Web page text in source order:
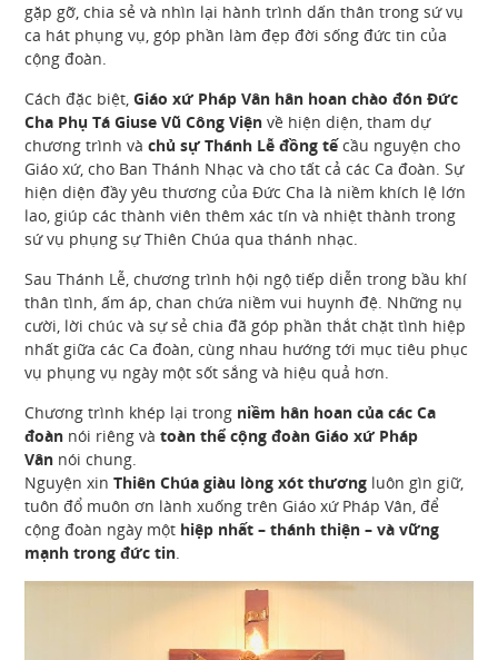
gặp gỡ, chia sẻ và nhìn lại hành trình dấn thân trong sứ vụ
ca hát phụng vụ, góp phần làm đẹp đời sống đức tin của
cộng đoàn.
Cách đặc biệt,Giáo xứ Pháp Vân hân hoan chào đón Đức
Cha Phụ Tá Giuse Vũ Công Viện về hiện diện, tham dự
chương trình vàchủ sự Thánh Lễ đồng tếcầu nguyện cho
Giáo xứ, cho Ban Thánh Nhạc và cho tất cả các Ca đoàn. Sự
hiện diện đầy yêu thương của Đức Cha là niềm khích lệ lớn
lao, giúp các thành viên thêm xác tín và nhiệt thành trong
sứ vụ phụng sự Thiên Chúa qua thánh nhạc.
Sau Thánh Lễ, chương trình hội ngộ tiếp diễn trong bầu khí
thân tình, ấm áp, chan chứa niềm vui huynh đệ. Những nụ
cười, lời chúc và sự sẻ chia đã góp phần thắt chặt tình hiệp
nhất giữa các Ca đoàn, cùng nhau hướng tới mục tiêu phục
vụ phụng vụ ngày một sốt sắng và hiệu quả hơn.
Chương trình khép lại trong niềm hân hoan của các Ca
đoàn nói riêng vàtoàn thể cộng đoàn Giáo xứ Pháp
Vân nói chung.
Nguyện xinThiên Chúa giàu lòng xót thương luôn gìn giữ,
tuôn đổ muôn ơn lành xuống trên Giáo xứ Pháp Vân, để
cộng đoàn ngày một hiệp nhất – thánh thiện – và vững
mạnh trong đức tin.